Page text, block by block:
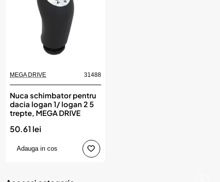
MEGA DRIVE 31488
Nuca schimbator pentru
dacia logan 1/ logan 2 5
trepte, MEGA DRIVE
50.61 lei
Adauga in cos